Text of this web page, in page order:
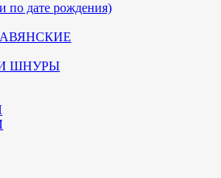
дате рождения)
ШНУРЫ